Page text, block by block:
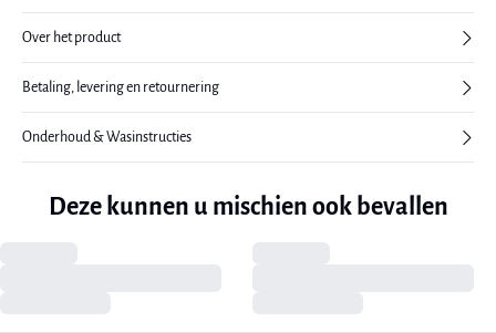
Over het product
Betaling, levering en retournering
Onderhoud & Wasinstructies
Deze kunnen u mischien ook bevallen